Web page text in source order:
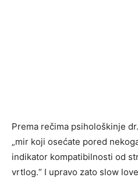
Prema rečima psihološkinje
„mir koji osećate pored
indikator kompatibilnosti od
vrtlog.“ I upravo zato slow